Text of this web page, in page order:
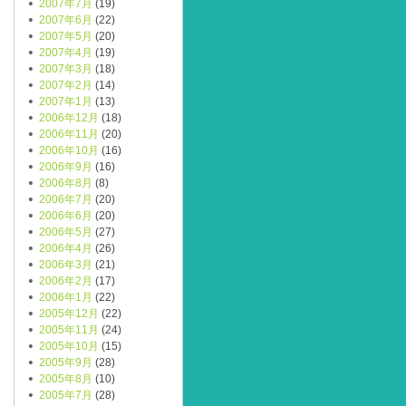
2007年7月 (19)
2007年6月 (22)
2007年5月 (20)
2007年4月 (19)
2007年3月 (18)
2007年2月 (14)
2007年1月 (13)
2006年12月 (18)
2006年11月 (20)
2006年10月 (16)
2006年9月 (16)
2006年8月 (8)
2006年7月 (20)
2006年6月 (20)
2006年5月 (27)
2006年4月 (26)
2006年3月 (21)
2006年2月 (17)
2006年1月 (22)
2005年12月 (22)
2005年11月 (24)
2005年10月 (15)
2005年9月 (28)
2005年8月 (10)
2005年7月 (28)